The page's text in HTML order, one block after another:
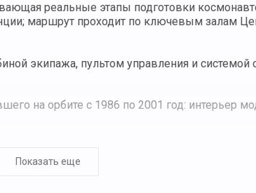
реальные этапы подготовки
маршрут проходит по ключевым залам
экипажа, пультом управления и системой
на орбите с 1986 по 2001 год: интерьер
Показать еще